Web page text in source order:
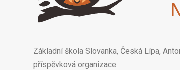
Základní škola Slovanka, Česká Lípa,
příspěvková organizace